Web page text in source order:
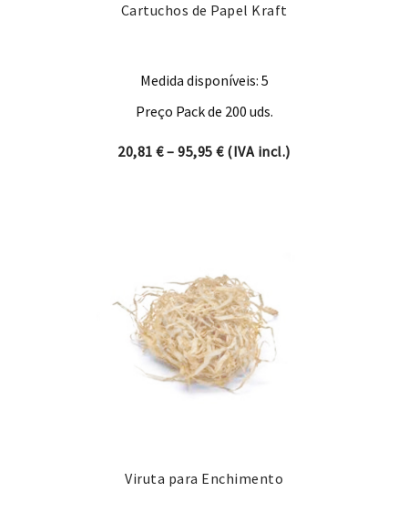
Cartuchos de Papel Kraft
Medida disponíveis: 5
Preço Pack de 200 uds.
20,81€– 95,95€Price range: 20,81 €
(IVA incl.)
Viruta para Enchimento